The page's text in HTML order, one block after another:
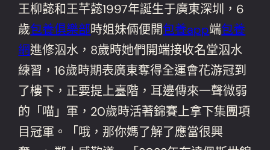
王柳懿和王芊懿1997年誕生于廣東深圳，6
歲包養俱樂部時姐妹倆便開包養app端包養
網進修泅水，8歲時她們開端接收名堂泅水
練習，16歲時期表廣東奪得全運會花游冠到
了樓下，正要提上臺階，耳邊傳來一聲微弱
的「喵」軍，20歲時活著錦賽上拿下集團項
目冠軍。「哦，那你媽了解了應當很興